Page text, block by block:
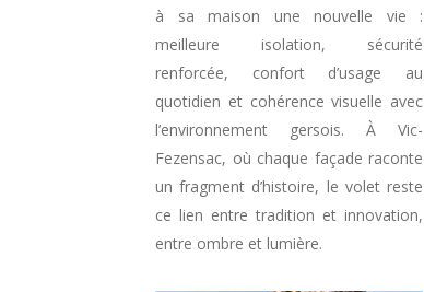
à sa maison une nouvelle vie :
meilleure isolation, sécurité
renforcée, confort d’usage au
quotidien et cohérence visuelle avec
l’environnement gersois. À Vic-
Fezensac, où chaque façade raconte
un fragment d’histoire, le volet reste
ce lien entre tradition et innovation,
entre ombre et lumière.